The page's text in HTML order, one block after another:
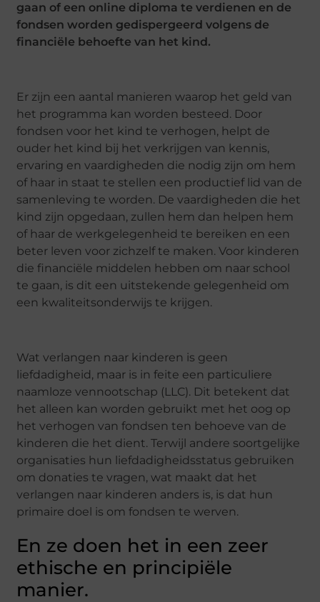
gaan of een online diploma te verdienen en de
fondsen worden gedispergeerd volgens de
financiële behoefte van het kind.
Er zijn een aantal manieren waarop het geld van
het programma kan worden besteed. Door
fondsen voor het kind te verhogen, helpt de
ouder het kind bij het verkrijgen van kennis,
ervaring en vaardigheden die nodig zijn om hem
of haar in staat te stellen een productief lid van de
samenleving te worden. De vaardigheden die het
kind zijn opgedaan, zullen hem dan helpen hem
of haar de werkgelegenheid te bereiken en een
beter leven voor zichzelf te maken. Voor kinderen
die financiële middelen hebben om naar school
te gaan, is dit een uitstekende gelegenheid om
een kwaliteitsonderwijs te krijgen.
Wat verlangen naar kinderen is geen
liefdadigheid, maar is in feite een particuliere
naamloze vennootschap (LLC). Dit betekent dat
het alleen kan worden gebruikt met het oog op
het verhogen van fondsen ten behoeve van de
kinderen die het dient. Terwijl andere soortgelijke
organisaties hun liefdadigheidsstatus gebruiken
om donaties te vragen, wat maakt dat het
verlangen naar kinderen anders is, is dat hun
primaire doel is om fondsen te werven.
En ze doen het in een zeer
ethische en principiële
manier.